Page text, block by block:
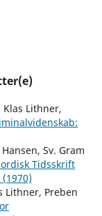
Klas Lithner,
Sv. Gram
Tidsskrift
Lithner, Preben